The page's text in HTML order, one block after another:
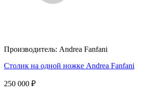
Производитель: Andrea Fanfani
Столик на одной ножке Andrea Fanfani
250 000 ₽